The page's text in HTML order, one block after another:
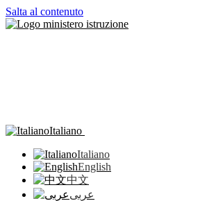
Salta al contenuto
Italiano
Italiano
English
中文
عربى